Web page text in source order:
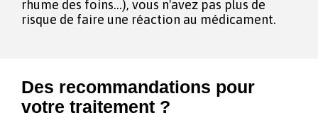
rhume des foins...), vous n'avez pas plus de
risque de faire une réaction au médicament.
Des recommandations pour
votre traitement ?